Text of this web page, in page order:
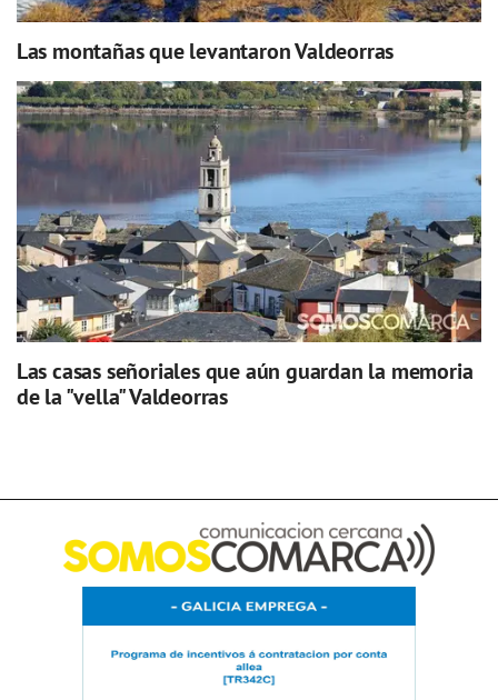
Las montañas que levantaron Valdeorras
Las casas señoriales que aún guardan la memoria
de la "vella" Valdeorras